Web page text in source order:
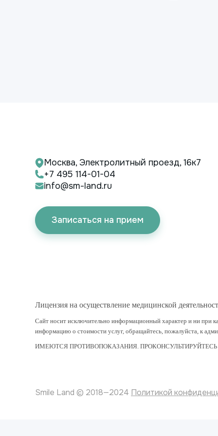
Москва, Электролитный проезд, 16к7
+7 495 114-01-04
info@sm-land.ru
Записаться на прием
Лицензия на осуществление медицинской
Сайт носит исключительно информационный характер и ни при
информацию о стоимости услуг, обращайтесь, пожалуйста, к
ИМЕЮТСЯ ПРОТИВОПОКАЗАНИЯ.
Smile Land © 2018—2024 Политикой